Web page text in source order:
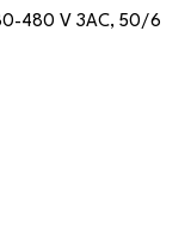
480 V 3AC, 50/6